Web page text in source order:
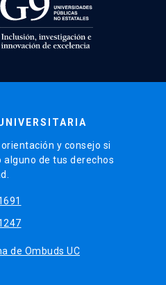
y consejo si
alguno de tus derechos
de Ombuds UC